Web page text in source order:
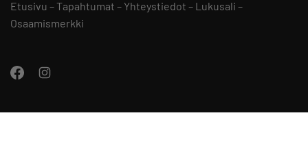
Etusivu –Tapahtumat – Yhteystiedot – Lukusali –
Osaamismerkki